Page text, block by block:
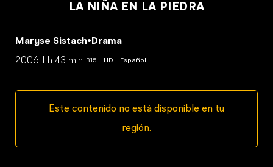
LA NIÑA EN LA PIEDRA
Maryse Sistach• Drama
2006· 1 h 43 min B15 HD Español
Este contenido no está disponible en tu
región.